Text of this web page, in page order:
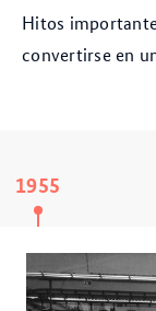
Hitos
convertirse en
1955